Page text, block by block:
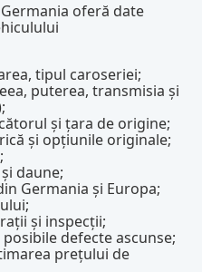
oferă date
tipul caroseriei;
puterea, transmisia și
și țara de origine;
și opțiunile originale;
daune;
Germania și Europa;
și inspecții;
defecte ascunse;
prețului de